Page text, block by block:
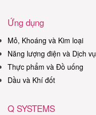
Ứng dụng
Mỏ, Khoáng và Kim loại
Năng lượng điện và Dịch vụ
Thực phẩm và Đồ uống
Dầu và Khí đốt
Q SYSTEMS